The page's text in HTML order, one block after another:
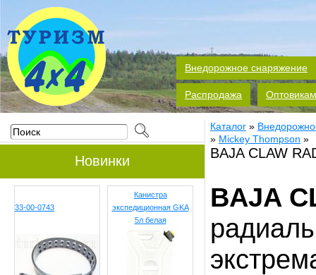
Внедорожное снаряжение
Распродажа Оптовикам
Новинки
33-00-0743
Канистра
экспедиционная GKA
5л белая
Каталог »
» Mickey Thompson »
BAJA CLAW
BAJA